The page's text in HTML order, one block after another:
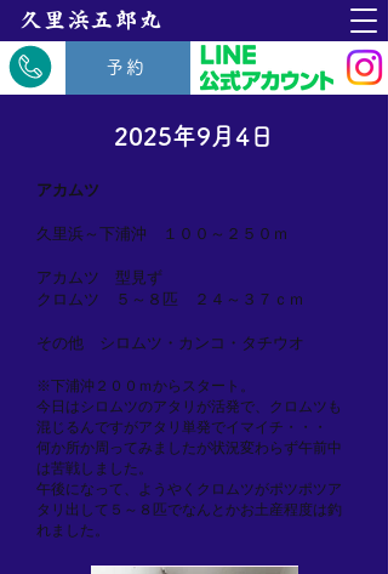
​久里浜五郎丸
予約
2025年9月4日
アカムツ
久里浜～下浦沖 １００～２５０ｍ
アカムツ 型見ず
クロムツ ５～８匹 ２４～３７ｃｍ
その他 シロムツ・カンコ・タチウオ
※下浦沖２００ｍからスタート。
今日はシロムツのアタリが活発で、クロムツも
混じるんですがアタリ単発でイマイチ・・・
何か所か周ってみましたが状況変わらず午前中
は苦戦しました。
午後になって、ようやくクロムツがポツポツア
タリ出して５～８匹でなんとかお土産程度は釣
れました。